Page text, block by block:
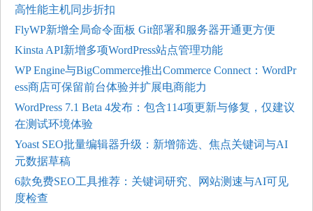
高性能主机同步折扣
FlyWP新增全局命令面板 Git部署和服务器开通更方便
Kinsta API新增多项WordPress站点管理功能
WP Engine与BigCommerce推出Commerce Connect：WordPr
ess商店可保留前台体验并扩展电商能力
WordPress 7.1 Beta 4发布：包含114项更新与修复，仅建议
在测试环境体验
Yoast SEO批量编辑器升级：新增筛选、焦点关键词与AI
元数据草稿
6款免费SEO工具推荐：关键词研究、网站测速与AI可见
度检查